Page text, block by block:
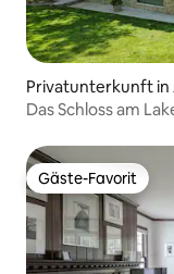
Privatunterkunft
Das Schloss am
Gäste-Favorit
Gäste-Favorit